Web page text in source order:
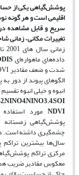
پوشش‌گیاهی یکی از
اقلیمی است و هر گونه
سریع و قابل مشاهده
تغییرات مکانی–زمانی
داده‌های ماهواره‌ای
شدت و ضعف مقادیر
الگوهای پیوند از دور
انبوه و خیلی انبوه
NDVI مورد
پوشش‌گیاهی
چشمگیری داشته است.
سال‌ها بیشترین
مرکزی تراکم
معکوس مقادیر ضریب